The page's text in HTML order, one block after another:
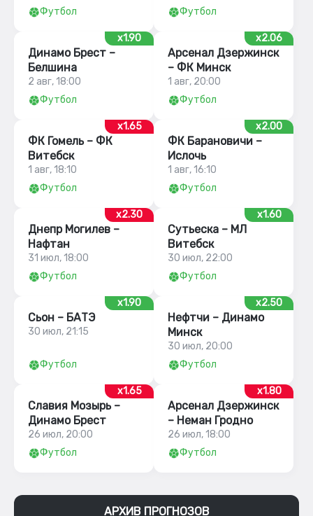
Футбол
Футбол
x1.90
Динамо Брест –
Белшина
2 авг, 18:00
Футбол
x2.06
Арсенал Дзержинск
– ФК Минск
1 авг, 20:00
Футбол
x1.65
ФК Гомель – ФК
Витебск
1 авг, 18:10
Футбол
x2.00
ФК Барановичи –
Ислочь
1 авг, 16:10
Футбол
x2.30
Днепр Могилев –
Нафтан
31 июл, 18:00
Футбол
x1.60
Сутьеска – МЛ
Витебск
30 июл, 22:00
Футбол
x1.90
Сьон – БАТЭ
30 июл, 21:15
Футбол
x2.50
Нефтчи – Динамо
Минск
30 июл, 20:00
Футбол
x1.65
Славия Мозырь –
Динамо Брест
26 июл, 20:00
Футбол
x1.80
Арсенал Дзержинск
– Неман Гродно
26 июл, 18:00
Футбол
АРХИВ ПРОГНОЗОВ